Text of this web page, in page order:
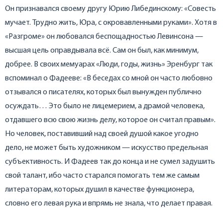
Он признавался своему другу Юрию Либединскому: «Совесть
мучает. Трудно жить, Юра, с окровавленными руками». Хотя в
«Разгроме» он любовался беспощадностью Левинсона —
высшая цель оправдывала всё. Сам он был, как минимум,
добрее. В своих мемуарах «Люди, годы, жизнь» Эренбург так
вспоминал о Фадееве: «В беседах со мной он часто любовно
отзывался о писателях, которых был вынужден публично
осуждать… Это было не лицемерием, а драмой человека,
отдавшего всю свою жизнь делу, которое он считал правым».
Но человек, поставивший над своей душой какое угодно
дело, не может быть художником — искусство предельная
субъективность. И Фадеев так до конца и не сумел задушить
свой талант, ибо часто старался помогать тем же самым
литераторам, которых душил в качестве функционера,
словно его левая рука и впрямь не знала, что делает правая.